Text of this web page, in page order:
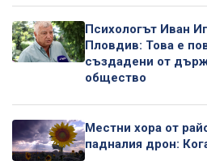
Психологът Иван
Пловдив: Това е
създадени от
общество
Местни хора от
падналия дрон: